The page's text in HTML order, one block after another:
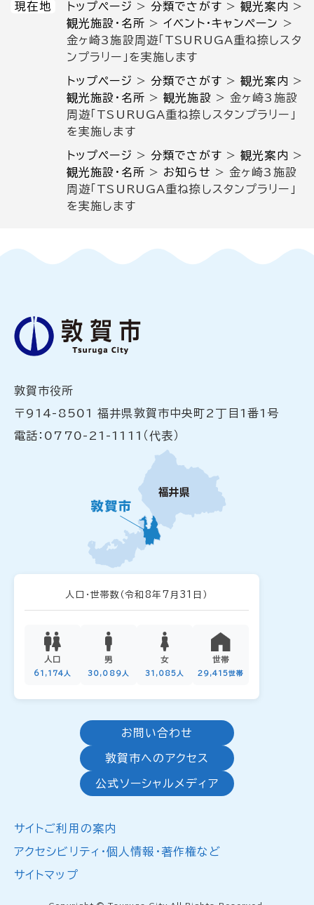
現在地 トップページ >分類でさがす >観光案内 >
観光施設・名所 >イベント・キャンペーン
>
金ヶ崎3施設周遊「TSURUGA重ね捺しスタ
ンプラリー」を実施します
トップページ >分類でさがす >観光案内 >
観光施設・名所 >観光施設 >金ヶ崎3施設
周遊「TSURUGA重ね捺しスタンプラリー」
を実施します
トップページ >分類でさがす >観光案内 >
観光施設・名所 > お知らせ >金ヶ崎3施設
周遊「TSURUGA重ね捺しスタンプラリー」
を実施します
敦賀市役所
〒914-8501 福井県敦賀市中央町2丁目1番1号
電話：0770-21-1111（代表）
人口・世帯数 （令和8年7月31日）
人口
61,174人
男
30,089人
女
31,085人
世帯
29,415世帯
お問い合わせ
敦賀市へのアクセス
公式ソーシャルメディア
サイトご利用の案内
アクセシビリティ・個人情報・著作権など
サイトマップ